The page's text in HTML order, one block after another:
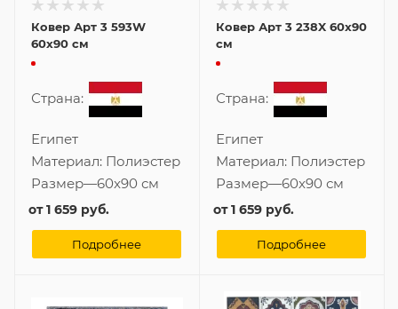
Ковер Арт 3 593W
60x90 см
Страна:
Египет
Материал: Полиэстер
Размер—60x90 см
от1 659 руб.
Подробнее
Ковер Арт 3 238X 60x90
см
Страна:
Египет
Материал: Полиэстер
Размер—60x90 см
от1 659 руб.
Подробнее